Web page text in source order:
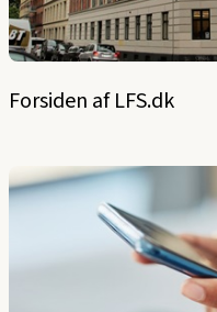
Forsiden af LFS.dk